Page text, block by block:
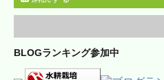
BLOGランキング参加中